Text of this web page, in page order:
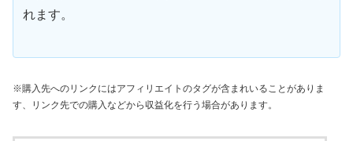
れます。
※購入先へのリンクにはアフィリエイトのタグが含まれいることがありま
す、リンク先での購入などから収益化を行う場合があります。